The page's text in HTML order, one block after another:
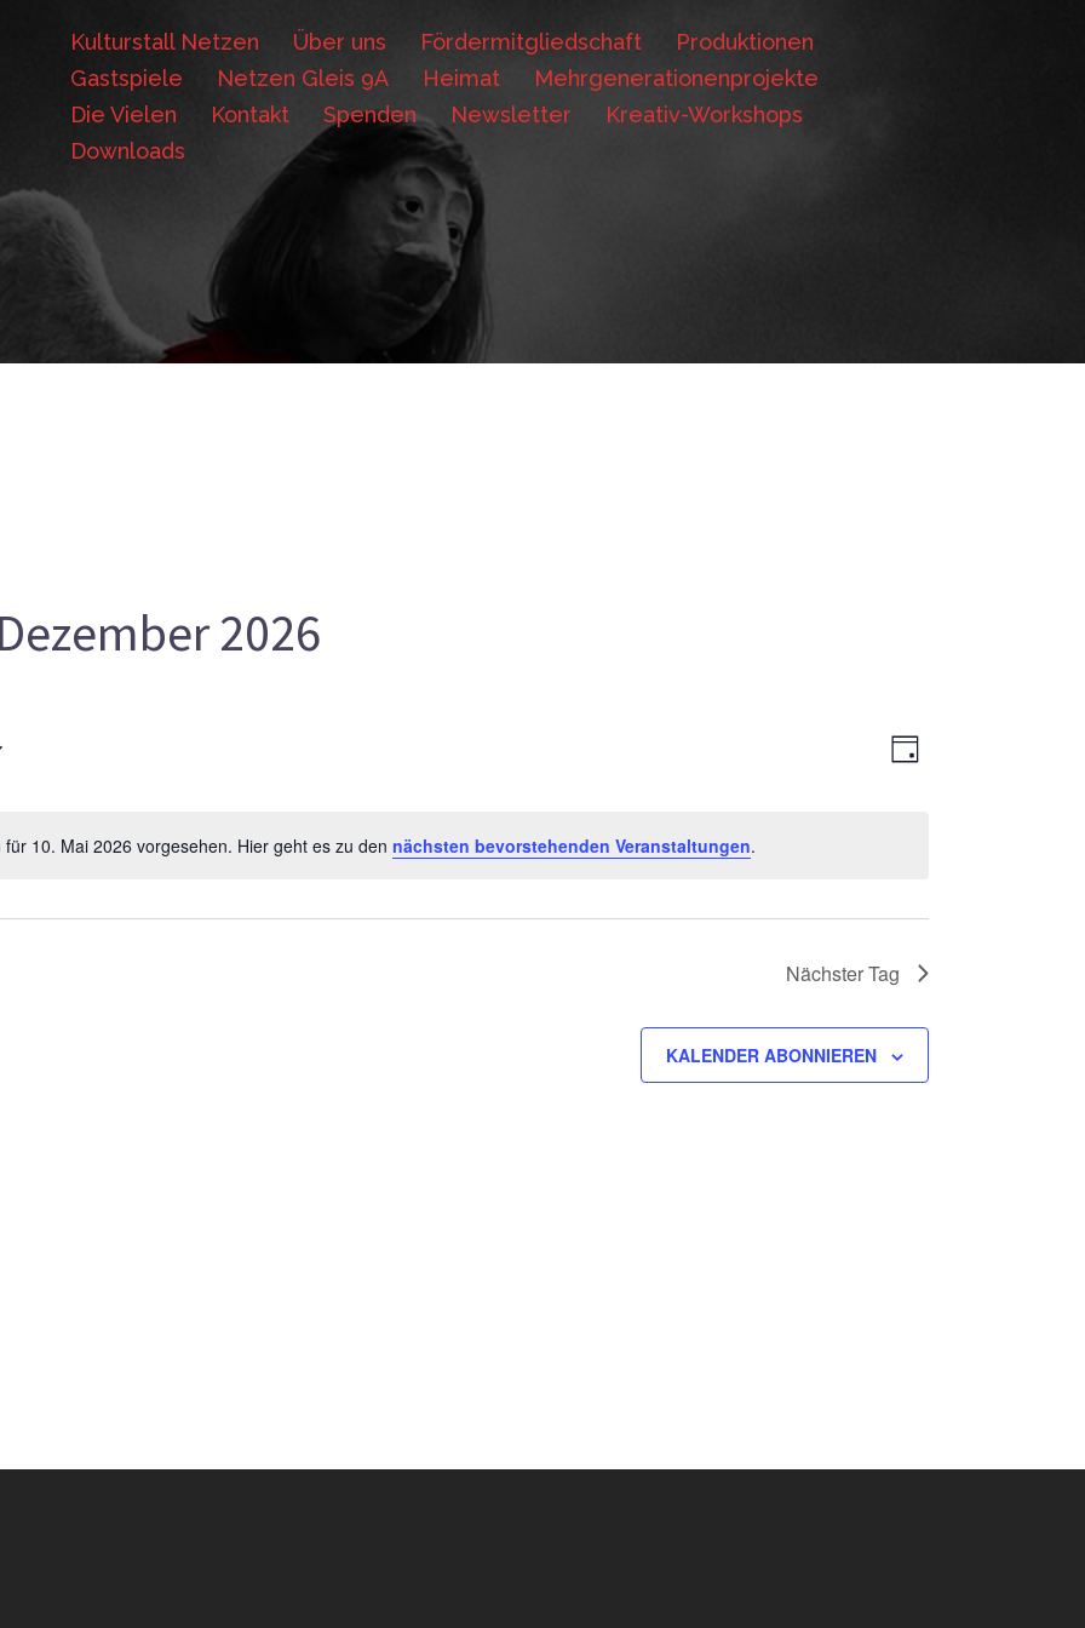
Kulturstall Netzen Über uns Fördermitgliedschaft
Produktionen
Gastspiele
Netzen Gleis 9A Heimat
Mehrgenerationenprojekte
Die Vielen
Kontakt Spenden Newsletter
Kreativ-Workshops
Downloads
für 10. Mai 2026 vorgesehen. Hier geht es zu den nächsten bevorstehenden Veranstaltungen.
Dezember 2026
TAG
Nächster Tag
KALENDER ABONNIEREN